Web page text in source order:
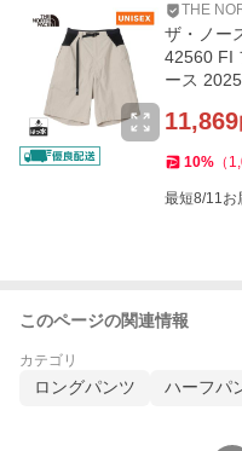
THE
ザ・ノー
42560 FI
ース
11,869
10% （
最短8/11お
このページの関連情報
カテゴリ
ロングパンツ ハーフパ